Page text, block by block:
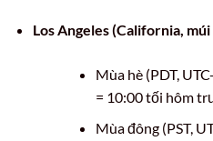
Los Angeles (California,
Mùa hè (PDT,
= 10:00 tối hôm
Mùa đông (PST,